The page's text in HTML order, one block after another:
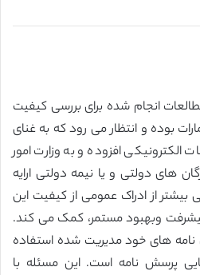
انجام شده برای بررسی کیفیت
بوده و انتظار می رود که به غنای
افزوده و به وزارت امور
های دولتی و یا نیمه دولتی ارایه
از ادراک عمومی از کیفیت این
وبهبود مستمر، کمک می کند.
های خود مدیریت شده استفاده
پرسش نامه است. این مسئله با